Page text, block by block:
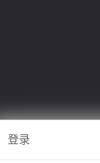
登录